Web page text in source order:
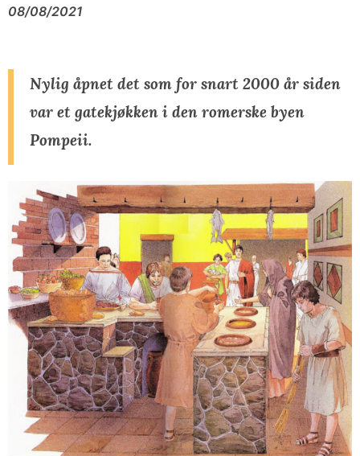
08/08/2021
Nylig åpnet det som for snart 2000 år siden
var et gatekjøkken i den romerske byen
Pompeii.